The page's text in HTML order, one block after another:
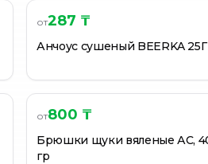
от287 ₸
Анчоус сушеный BEERKA 25Г
от800 ₸
Брюшки щуки вяленые АС, 40
гр